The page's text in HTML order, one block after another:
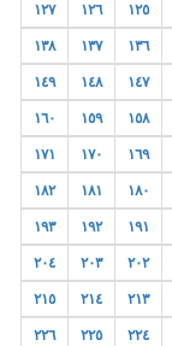
١٢٥ ١٢٦ ١٢٧
١٣٦ ١٣٧ ١٣٨
١٤٧ ١٤٨ ١٤٩
١٥٨ ١٥٩ ١٦٠
١٦٩ ١٧٠ ١٧١
١٨٠ ١٨١ ١٨٢
١٩١ ١٩٢ ١٩٣
٢٠٢ ٢٠٣ ٢٠٤
٢١٣ ٢١٤ ٢١٥
٢٢٤ ٢٢٥ ٢٢٦